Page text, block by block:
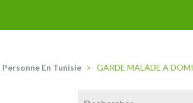
En Tunisie > GARDE MALADE A